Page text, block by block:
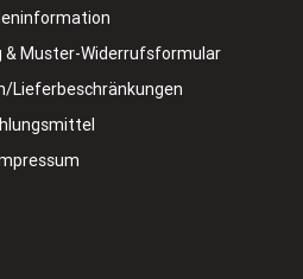
& Muster-Widerrufsformular
Lieferbeschränkungen